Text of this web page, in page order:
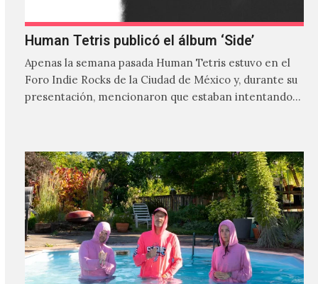
Human Tetris publicó el álbum ‘Side’
Apenas la semana pasada Human Tetris estuvo en el
Foro Indie Rocks de la Ciudad de México y, durante su
presentación, mencionaron que estaban intentando…